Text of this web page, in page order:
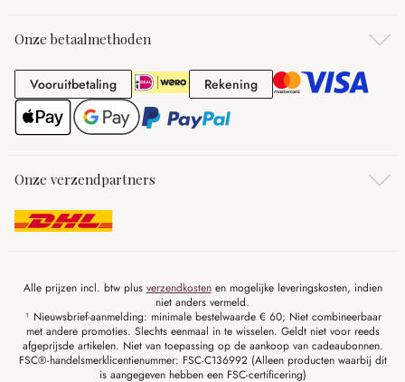
Onze betaalmethoden
VooruitbetalingVooruitbetaling RekeningRekening
Onze verzendpartners
Alle prijzen incl. btw plus verzendkostenen mogelijke leveringskosten, indien
niet anders vermeld.
¹ Nieuwsbrief-aanmelding: minimale bestelwaarde € 60; Niet combineerbaar
met andere promoties. Slechts eenmaal in te wisselen. Geldt niet voor reeds
afgeprijsde artikelen. Niet van toepassing op de aankoop van cadeaubonnen.
FSC®-handelsmerklicentienummer: FSC-C136992 (Alleen producten waarbij dit
is aangegeven hebben een FSC-certificering)